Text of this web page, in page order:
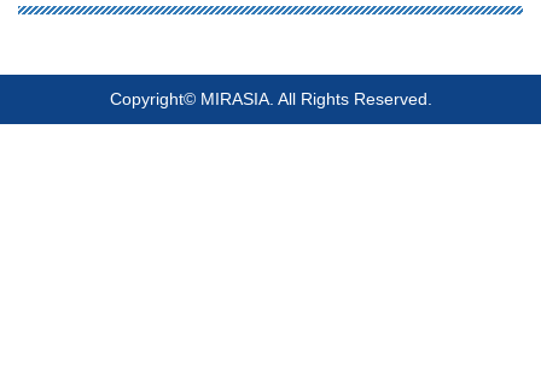
Copyright© MIRASIA. All Rights Reserved.